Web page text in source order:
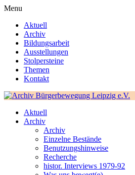
Menu
Aktuell
Archiv
Bildungsarbeit
Ausstellungen
Stolpersteine
Themen
Kontakt
Aktuell
Archiv
Archiv
Einzelne Bestände
Benutzungshinweise
Recherche
histor. Interviews 1979-92